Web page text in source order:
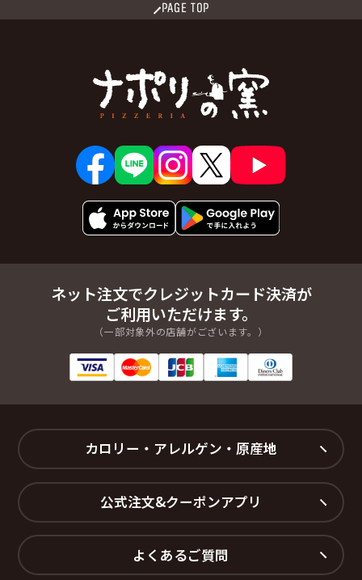
PAGE TOP
ネット注文でクレジットカード決済が
ご利用いただけます。
（一部対象外の店舗がございます。）
カロリー・アレルゲン・原産地
公式注文&クーポンアプリ
よくあるご質問